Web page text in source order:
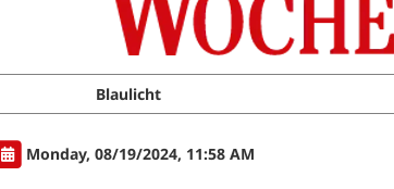
Blaulicht
Monday, 08/19/2024, 11:58 AM